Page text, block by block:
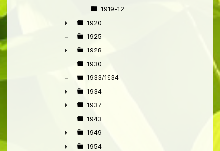
1919-12
►
1920
1925
►
1928
1930
1933/1934
►
1934
►
1937
1943
►
1949
1954